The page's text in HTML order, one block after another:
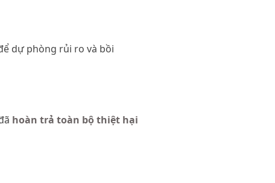
dự phòng rủi ro và bồi
hoàn trả toàn bộ thiệt hại